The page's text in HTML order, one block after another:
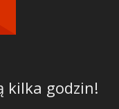
kilka godzin!